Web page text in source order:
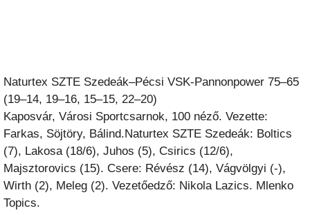
Naturtex SZTE Szedeák–Pécsi VSK-Pannonpower 75–65
(19–14, 19–16, 15–15, 22–20)
Kaposvár, Városi Sportcsarnok, 100 néző. Vezette:
Farkas, Söjtöry, Bálind.Naturtex SZTE Szedeák: Boltics
(7), Lakosa (18/6), Juhos (5), Csirics (12/6),
Majsztorovics (15). Csere: Révész (14), Vágvölgyi (-),
Wirth (2), Meleg (2). Vezetőedző: Nikola Lazics. Mlenko
Topics.